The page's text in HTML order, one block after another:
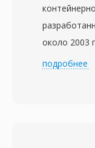
около 2003
подробнее